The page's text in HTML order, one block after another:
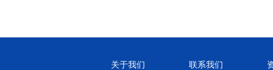
关于我们 联系我们